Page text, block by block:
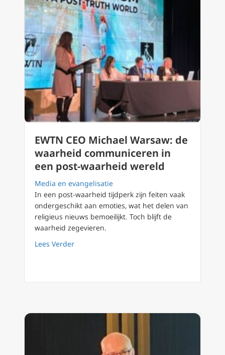
EWTN CEO Michael Warsaw: de
waarheid communiceren in
een post-waarheid wereld
Media en evangelisatie
In een post-waarheid tijdperk zijn feiten vaak
ondergeschikt aan emoties, wat het delen van
religieus nieuws bemoeilijkt. Toch blijft de
waarheid zegevieren.
Lees Verderabout EWTN CEO Michael Warsaw: de